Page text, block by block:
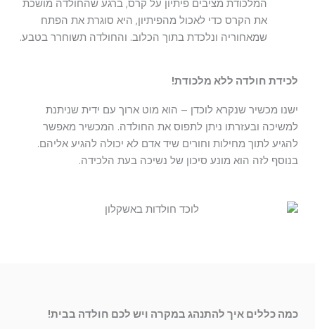
המלכודת מציבים פיתיון על קרס, ברגע שהחולדה מושכת
את הקרס כדי לאכול מהפיתיון, היא סוגרת את הפתח
שמאחוריה ונלכדת בתוך הכלוב. והחולדה תשוחרר בטבע.
לכידת חולדה ללא מלכודת!
ישנו מכשיר שנקרא לוכדן – הוא מוט ארוך עם ידית שניתנת
למשיכה ובעזרתו ניתן לתפוס את החולדה. המכשיר מאפשר
להגיע לתוך מחילות וחורים שיד אדם לא יכולה להגיע אליהם.
בנוסף לזה הוא מונע סיכון של נשיכה בעת הלכידה.
כמה כללים איך להתנהג במקרה ויש לכם חולדה בבית!